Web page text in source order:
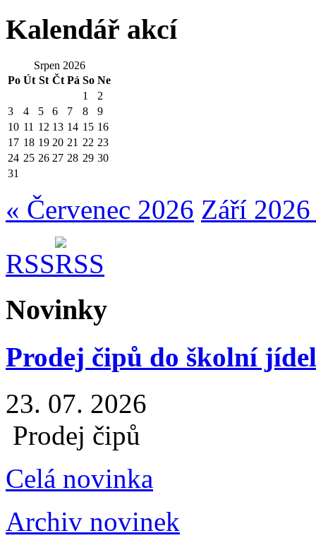
Kalendář akcí
Srpen 2026
Po Út St Čt Pá So Ne
1
2
3
4 5 6 7 8
9
10 11 12 13 14 15 16
17 18 19 20 21 22 23
24 25 26 27 28 29 30
31
« Červenec 2026 Září
RSS
Novinky
Prodej čipů do školní
23. 07. 2026
Prodej čipů
Celá novinka
Archiv novinek